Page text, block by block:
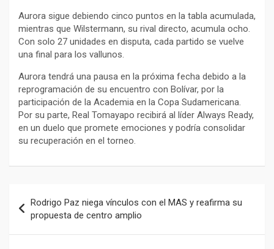
Aurora sigue debiendo cinco puntos en la tabla acumulada,
mientras que Wilstermann, su rival directo, acumula ocho.
Con solo 27 unidades en disputa, cada partido se vuelve
una final para los vallunos.
Aurora tendrá una pausa en la próxima fecha debido a la
reprogramación de su encuentro con Bolívar, por la
participación de la Academia en la Copa Sudamericana.
Por su parte, Real Tomayapo recibirá al líder Always Ready,
en un duelo que promete emociones y podría consolidar
su recuperación en el torneo.
de
entradas
Rodrigo Paz niega vínculos con el MAS y reafirma su
propuesta de centro amplio